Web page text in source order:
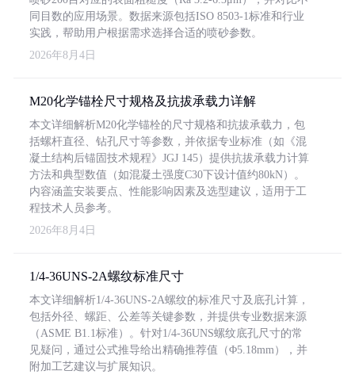
同目数的应用场景。数据来源包括ISO 8503-1标准和行业
实践，帮助用户根据需求选择合适的喷砂参数。
2026年8月4日
M20化学锚栓尺寸规格及抗拔承载力详解
本文详细解析M20化学锚栓的尺寸规格和抗拔承载力，包
括螺杆直径、钻孔尺寸等参数，并依据专业标准（如《混
凝土结构后锚固技术规程》JGJ 145）提供抗拔承载力计算
方法和典型数值（如混凝土强度C30下设计值约80kN）。
内容涵盖安装要点、性能影响因素及选型建议，适用于工
程技术人员参考。
2026年8月4日
1/4-36UNS-2A螺纹标准尺寸
本文详细解析1/4-36UNS-2A螺纹的标准尺寸及底孔计算，
包括外径、螺距、公差等关键参数，并提供专业数据来源
（ASME B1.1标准）。针对1/4-36UNS螺纹底孔尺寸的常
见疑问，通过公式推导给出精确推荐值（Φ5.18mm），并
附加工艺建议与扩展知识。